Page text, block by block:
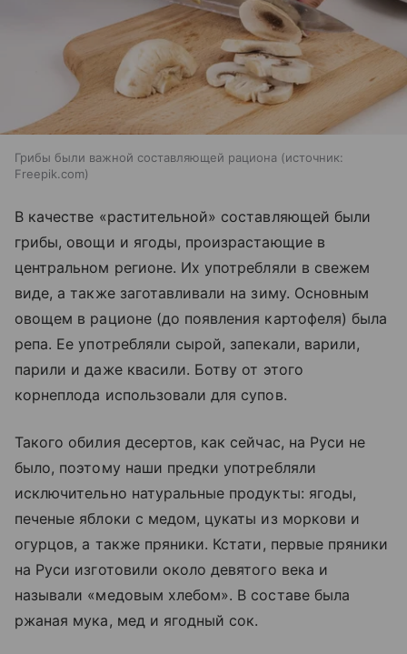
Грибы были важной составляющей рациона
источник:
Freepik.com
В качестве «растительной» составляющей были
грибы, овощи и ягоды, произрастающие в
центральном регионе. Их употребляли в свежем
виде, а также заготавливали на зиму. Основным
овощем в рационе (до появления картофеля) была
репа. Ее употребляли сырой, запекали, варили,
парили и даже квасили. Ботву от этого
корнеплода использовали для супов.
Такого обилия десертов, как сейчас, на Руси не
было, поэтому наши предки употребляли
исключительно натуральные продукты: ягоды,
печеные яблоки с медом, цукаты из моркови и
огурцов, а также пряники. Кстати, первые пряники
на Руси изготовили около девятого века и
называли «медовым хлебом». В составе была
ржаная мука, мед и ягодный сок.